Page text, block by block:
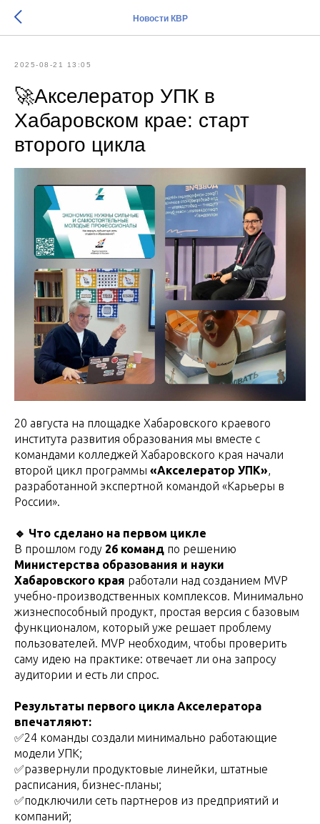
Новости КВР
2025-08-21 13:05
🚀Акселератор УПК в
Хабаровском крае: старт
второго цикла
20 августа на площадке Хабаровского краевого
института развития образования мы вместе с
командами колледжей Хабаровского края начали
второй цикл программы «Акселератор УПК»,
разработанной экспертной командой «Карьеры в
России».
🔹 Что сделано на первом цикле
В прошлом году 26 команд по решению
Министерства образования и науки
Хабаровского края работали над созданием MVP
учебно-производственных комплексов. Минимально
жизнеспособный продукт, простая версия с базовым
функционалом, который уже решает проблему
пользователей. MVP необходим, чтобы проверить
саму идею на практике: отвечает ли она запросу
аудитории и есть ли спрос.
Результаты первого цикла Акселератора
впечатляют:
✅24 команды создали минимально работающие
модели УПК;
✅развернули продуктовые линейки, штатные
расписания, бизнес-планы;
✅подключили сеть партнеров из предприятий и
компаний;